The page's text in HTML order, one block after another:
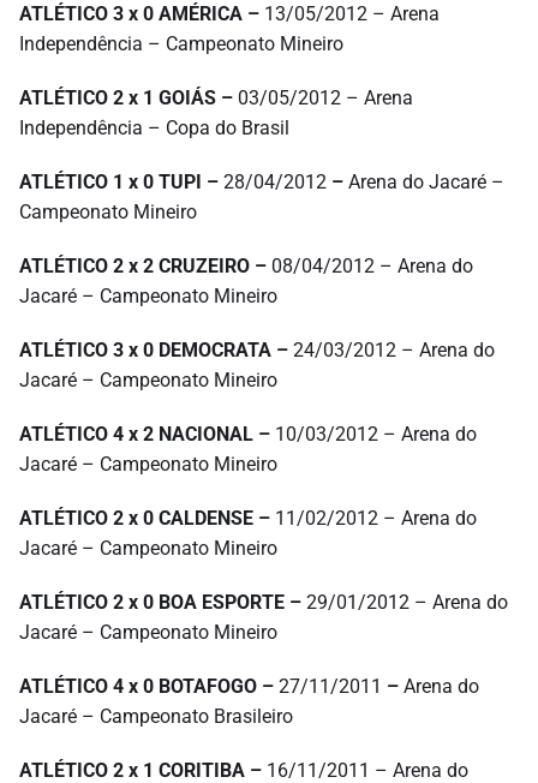
ATLÉTICO 3 x 0 AMÉRICA – 13/05/2012 – Arena
Independência – Campeonato Mineiro
ATLÉTICO 2 x 1 GOIÁS – 03/05/2012 – Arena
Independência – Copa do Brasil
ATLÉTICO 1 x 0 TUPI – 28/04/2012 – Arena do Jacaré –
Campeonato Mineiro
ATLÉTICO 2 x 2 CRUZEIRO – 08/04/2012 – Arena do
Jacaré – Campeonato Mineiro
ATLÉTICO 3 x 0 DEMOCRATA – 24/03/2012 – Arena do
Jacaré – Campeonato Mineiro
ATLÉTICO 4 x 2 NACIONAL – 10/03/2012 – Arena do
Jacaré – Campeonato Mineiro
ATLÉTICO 2 x 0 CALDENSE – 11/02/2012 – Arena do
Jacaré – Campeonato Mineiro
ATLÉTICO 2 x 0 BOA ESPORTE – 29/01/2012 – Arena do
Jacaré – Campeonato Mineiro
ATLÉTICO 4 x 0 BOTAFOGO – 27/11/2011 – Arena do
Jacaré – Campeonato Brasileiro
ATLÉTICO 2 x 1 CORITIBA – 16/11/2011 – Arena do